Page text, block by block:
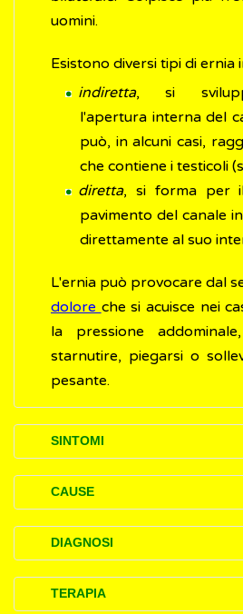
uomini.
Esistono diversi tipi di ernia
indiretta, si
l'apertura interna del
può, in alcuni casi,
che contiene i testicoli
diretta, si forma per
pavimento del canale
direttamente al suo
L'ernia può provocare dal
dolore che si acuisce nei
la pressione
starnutire, piegarsi o
pesante.
SINTOMI
In alcuni casi, l'ernia
soltanto come un
dimensioni variabili che
regione inguinale. Di
scomparire sdraiandosi
CAUSE
L'ernia inguinale può
dalla nascita, quando il
vaginale
DIAGNOSI
Generalmente
TERAPIA